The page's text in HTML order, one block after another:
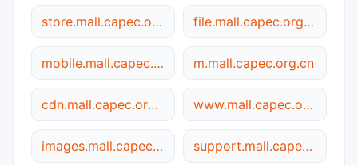
store.mall.capec.org.cn file.mall.capec.org.cn
mobile.mall.capec.org.cn m.mall.capec.org.cn
cdn.mall.capec.org.cn www.mall.capec.org.cn
images.mall.capec.org.cn support.mall.capec.org.cn